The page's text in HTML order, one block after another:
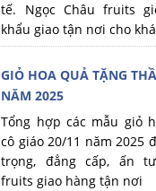
tế. Ngọc Châu fruits
khẩu giao tận nơi cho
GIỎ HOA QUẢ TẶNG
NĂM 2025
Tổng hợp các mẫu giỏ
cô giáo 20/11 năm 2025
trọng, đẳng cấp, ấn
fruits giao hàng tận nơi